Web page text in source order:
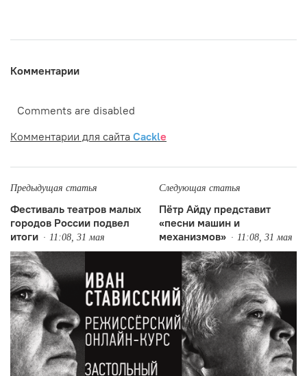
Комментарии
Comments are disabled
Комментарии для сайта Cackle
Предыдущая статья
Фестиваль театров малых
городов России подвел
итоги
11:08, 31 мая
Следующая статья
Пётр Айду представит
«песни машин и
механизмов»
11:08, 31 мая